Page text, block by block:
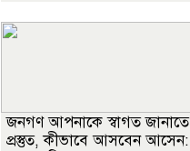
জনগণ আপনাকে স্বাগত জানাতে
প্রস্তুত, কীভাবে আসবেন আসেন: